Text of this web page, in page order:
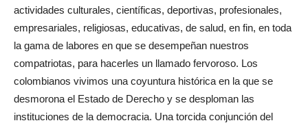
actividades culturales, científicas, deportivas, profesionales,
empresariales, religiosas, educativas, de salud, en fin, en toda
la gama de labores en que se desempeñan nuestros
compatriotas, para hacerles un llamado fervoroso. Los
colombianos vivimos una coyuntura histórica en la que se
desmorona el Estado de Derecho y se desploman las
instituciones de la democracia. Una torcida conjunción del